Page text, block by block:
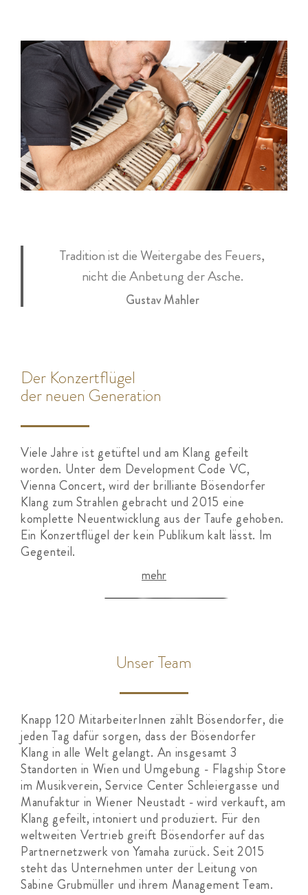
Tradition ist die Weitergabe des Feuers,
nicht die Anbetung der Asche.
Gustav Mahler
Der Konzertflügel
der neuen Generation
Viele Jahre ist getüftel und am Klang gefeilt
worden. Unter dem Development Code VC,
Vienna Concert, wird der brilliante Bösendorfer
Klang zum Strahlen gebracht und 2015 eine
komplette Neuentwicklung aus der Taufe gehoben.
Ein Konzertflügel der kein Publikum kalt lässt. Im
Gegenteil.
mehr
Unser Team
Knapp 120 MitarbeiterInnen zählt Bösendorfer, die
jeden Tag dafür sorgen, dass der Bösendorfer
Klang in alle Welt gelangt. An insgesamt 3
Standorten in Wien und Umgebung - Flagship Store
im Musikverein, Service Center Schleiergasse und
Manufaktur in Wiener Neustadt - wird verkauft, am
Klang gefeilt, intoniert und produziert. Für den
weltweiten Vertrieb greift Bösendorfer auf das
Partnernetzwerk von Yamaha zurück. Seit 2015
steht das Unternehmen unter der Leitung von
Sabine Grubmüller und ihrem Management Team.